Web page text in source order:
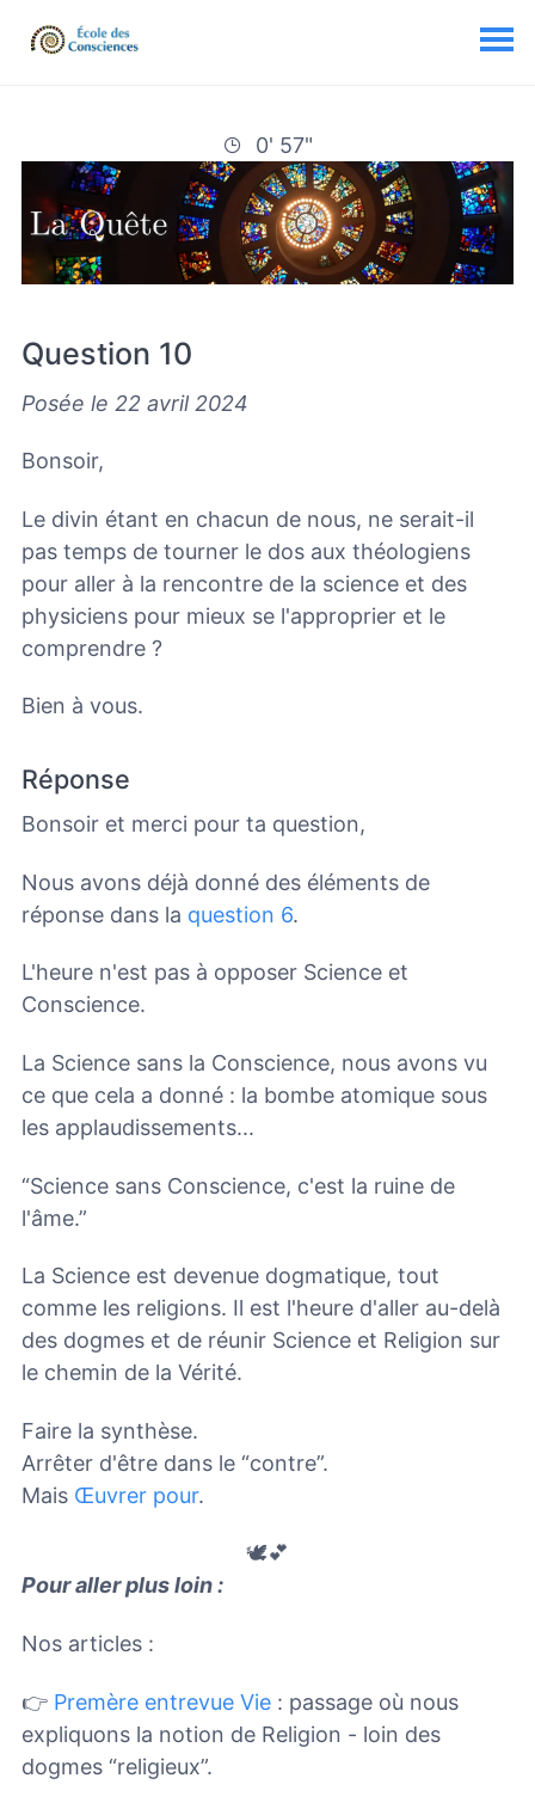
0' 57"
Question 10
Posée le 22 avril 2024
Bonsoir,
Le divin étant en chacun de nous, ne serait-il
pas temps de tourner le dos aux théologiens
pour aller à la rencontre de la science et des
physiciens pour mieux se l'approprier et le
comprendre ?
Bien à vous.
Réponse
Bonsoir et merci pour ta question,
Nous avons déjà donné des éléments de
réponse dans la question 6.
L'heure n'est pas à opposer Science et
Conscience.
La Science sans la Conscience, nous avons vu
ce que cela a donné : la bombe atomique sous
les applaudissements...
“Science sans Conscience, c'est la ruine de
l'âme.”
La Science est devenue dogmatique, tout
comme les religions. Il est l'heure d'aller au-delà
des dogmes et de réunir Science et Religion sur
le chemin de la Vérité.
Faire la synthèse.
Arrêter d'être dans le “contre”.
Mais Œuvrer pour.
🕊️💕
Pour aller plus loin :
Nos articles :
👉 Premère entrevue Vie : passage où nous
expliquons la notion de Religion - loin des
dogmes “religieux”.